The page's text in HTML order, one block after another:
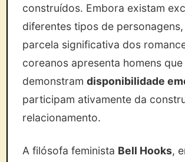
construídos. Embora existam
diferentes tipos de personagens,
parcela significativa dos
coreanos apresenta homens que
demonstramdisponibilidade
participam ativamente da
relacionamento.
A filósofa feminista Bell Hooks,